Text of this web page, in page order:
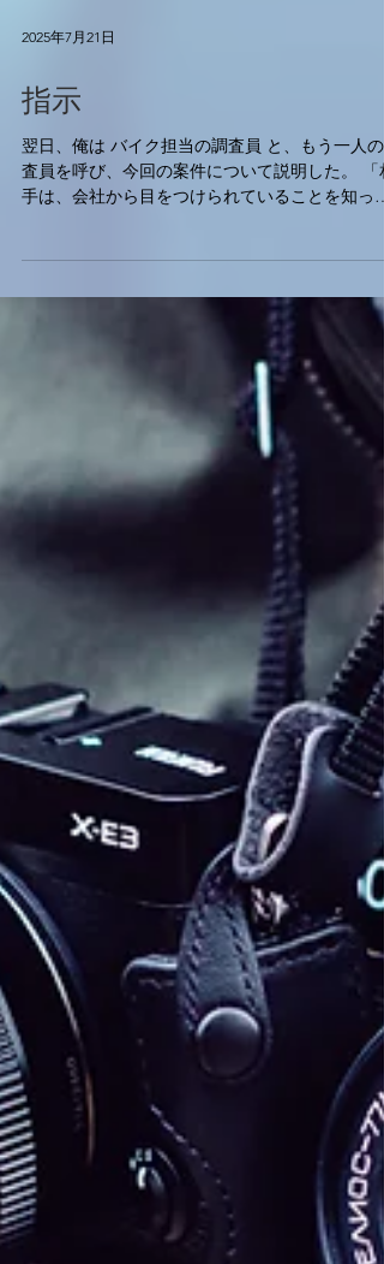
2025年7月21日
査員を呼び、今回の案件について説明した。 「相
手は、会社から目をつけられていることを知って
いる可能性が高い。特に、解雇されたAという男
が、彼らに情報を流している可能性も考慮に入れ
るべきだ。警戒心は高いと見て間違いない」...